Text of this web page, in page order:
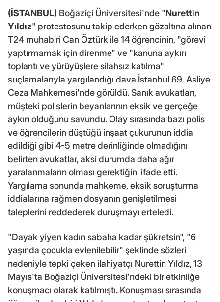
(İSTANBUL) Boğaziçi Üniversitesi'nde "Nurettin
Yıldız" protestosunu takip ederken gözaltına alınan
T24 muhabiri Can Öztürk ile 14 öğrencinin, "görevi
yaptırmamak için direnme" ve "kanuna aykırı
toplantı ve yürüyüşlere silahsız katılma"
suçlamalarıyla yargılandığı dava İstanbul 69. Asliye
Ceza Mahkemesi'nde görüldü. Sanık avukatları,
müşteki polislerin beyanlarının eksik ve gerçeğe
aykırı olduğunu savundu. Olay sırasında bazı polis
ve öğrencilerin düştüğü inşaat çukurunun iddia
edildiği gibi 4-5 metre derinliğinde olmadığını
belirten avukatlar, aksi durumda daha ağır
yaralanmaların olması gerektiğini ifade etti.
Yargılama sonunda mahkeme, eksik soruşturma
iddialarına rağmen dosyanın genişletilmesi
taleplerini reddederek duruşmayı erteledi.
"Dayak yiyen kadın sabaha kadar şükretsin", "6
yaşında çocukla evlenilebilir" şeklinde sözleri
nedeniyle tepki çeken ilahiyatçı Nurettin Yıldız, 13
Mayıs'ta Boğaziçi Üniversitesi'ndeki bir etkinliğe
konuşmacı olarak katılmıştı. Konuşması sırasında